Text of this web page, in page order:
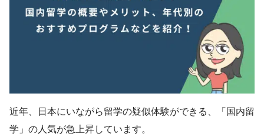
近年、日本にいながら留学の疑似体験ができる、「国内留
学」の人気が急上昇しています。